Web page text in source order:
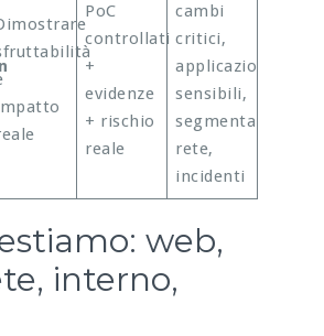
PoC
controllati
+
evidenze
+ rischio
reale
cambi
critici,
applicazioni
sensibili,
segmentazione
rete,
incidenti
web,
interno,